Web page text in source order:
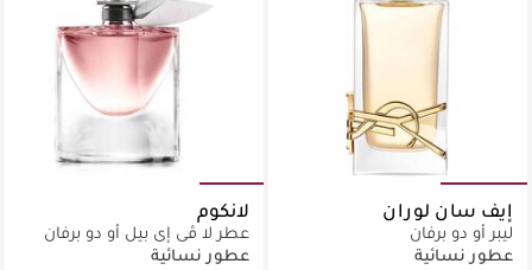
إيف سان لوران
ليبر أو دو برفان
عطور نسائية
لانكوم
عطر لا ڤي إي بيل أو دو برفان
عطور نسائية